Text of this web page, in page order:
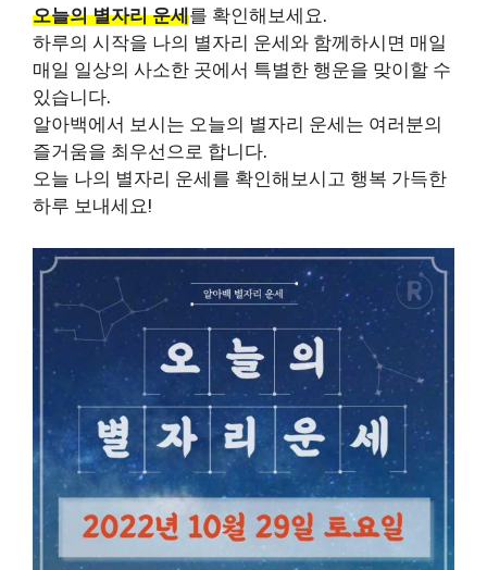
오늘의 별자리 운세를 확인해보세요.
하루의 시작을 나의 별자리 운세와 함께하시면 매일
매일 일상의 사소한 곳에서 특별한 행운을 맞이할 수
있습니다.
알아백에서 보시는 오늘의 별자리 운세는 여러분의
즐거움을 최우선으로 합니다.
오늘 나의 별자리 운세를 확인해보시고 행복 가득한
하루 보내세요!